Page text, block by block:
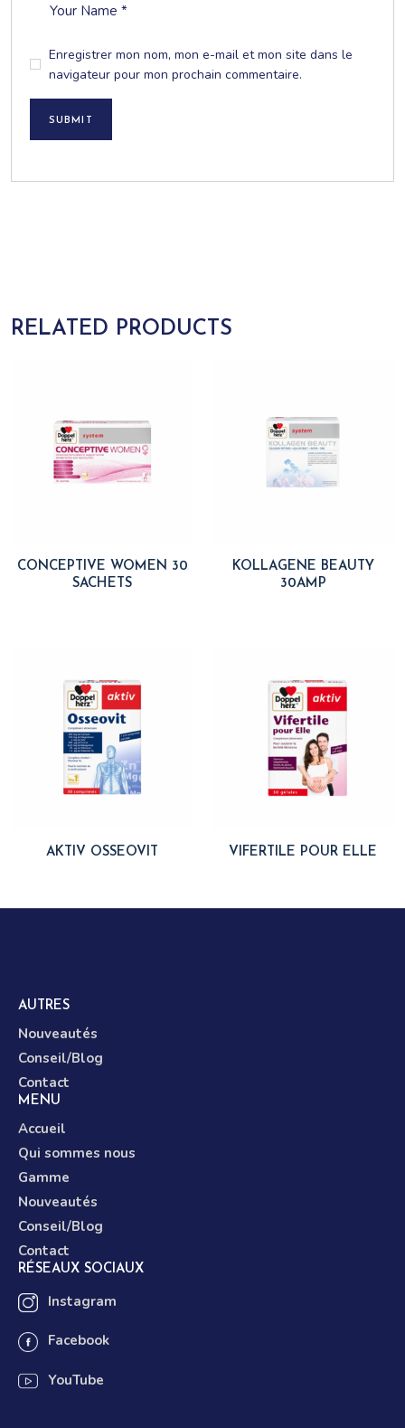
Enregistrer mon nom, mon e-mail et mon site dans le
navigateur pour mon prochain commentaire.
SUBMIT
RELATED PRODUCTS
CONCEPTIVE WOMEN 30
SACHETS
KOLLAGENE BEAUTY
30AMP
AKTIV OSSEOVIT VIFERTILE POUR ELLE
RÉSEAUX SOCIAUX
Instagram
Facebook
YouTube
MENU
Accueil
Qui sommes nous
Gamme
Nouveautés
Conseil/Blog
Contact
AUTRES
Nouveautés
Conseil/Blog
Contact